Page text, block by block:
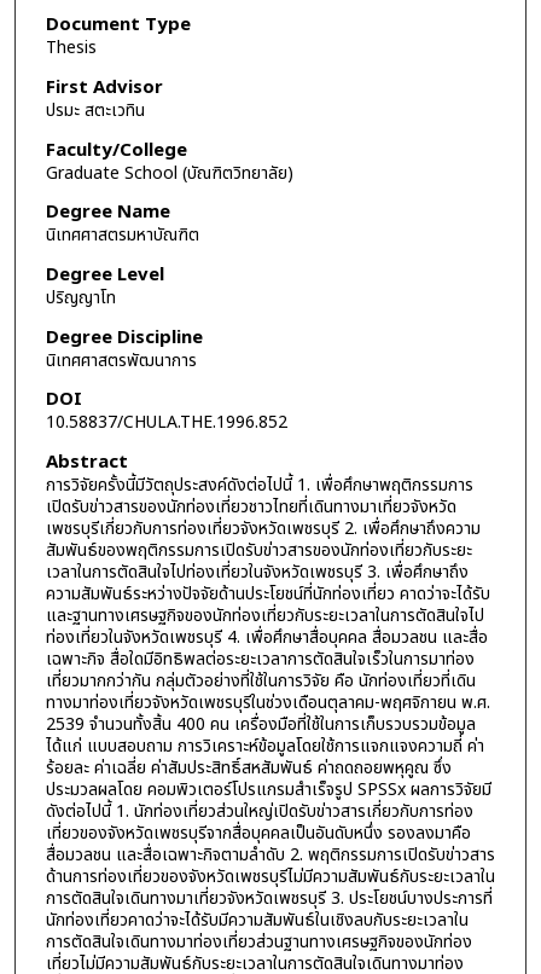
Document Type
Thesis
First Advisor
ปรมะ สตะเวทิน
Faculty/College
Graduate School (บัณฑิตวิทยาลัย)
Degree Name
นิเทศศาสตรมหาบัณฑิต
Degree Level
ปริญญาโท
Degree Discipline
นิเทศศาสตรพัฒนาการ
DOI
10.58837/CHULA.THE.1996.852
Abstract
การวิจัยครั้งนี้มีวัตถุประสงค์ดังต่อไปนี้ 1. เพื่อศึกษาพฤติกรรมการ
เปิดรับข่าวสารของนักท่องเที่ยวชาวไทยที่เดินทางมาเที่ยวจังหวัด
เพชรบุรีเกี่ยวกับการท่องเที่ยวจังหวัดเพชรบุรี 2. เพื่อศึกษาถึงความ
สัมพันธ์ของพฤติกรรมการเปิดรับข่าวสารของนักท่องเที่ยวกับระยะ
เวลาในการตัดสินใจไปท่องเที่ยวในจังหวัดเพชรบุรี 3. เพื่อศึกษาถึง
ความสัมพันธ์ระหว่างปัจจัยด้านประโยชน์ที่นักท่องเที่ยว คาดว่าจะได้รับ
และฐานทางเศรษฐกิจของนักท่องเที่ยวกับระยะเวลาในการตัดสินใจไป
ท่องเที่ยวในจังหวัดเพชรบุรี 4. เพื่อศึกษาสื่อบุคคล สื่อมวลชน และสื่อ
เฉพาะกิจ สื่อใดมีอิทธิพลต่อระยะเวลาการตัดสินใจเร็วในการมาท่อง
เที่ยวมากกว่ากัน กลุ่มตัวอย่างที่ใช้ในการวิจัย คือ นักท่องเที่ยวที่เดิน
ทางมาท่องเที่ยวจังหวัดเพชรบุรีในช่วงเดือนตุลาคม-พฤศจิกายน พ.ศ.
2539 จำนวนทั้งสิ้น 400 คน เครื่องมือที่ใช้ในการเก็บรวบรวมข้อมูล
ได้แก่ แบบสอบถาม การวิเคราะห์ข้อมูลโดยใช้การแจกแจงความถี่ ค่า
ร้อยละ ค่าเฉลี่ย ค่าสัมประสิทธิ์สหสัมพันธ์ ค่าถดถอยพหุคูณ ซึ่ง
ประมวลผลโดย คอมพิวเตอร์โปรแกรมสำเร็จรูป SPSSx ผลการวิจัยมี
ดังต่อไปนี้ 1. นักท่องเที่ยวส่วนใหญ่เปิดรับข่าวสารเกี่ยวกับการท่อง
เที่ยวของจังหวัดเพชรบุรีจากสื่อบุคคลเป็นอันดับหนึ่ง รองลงมาคือ
สื่อมวลชน และสื่อเฉพาะกิจตามลำดับ 2. พฤติกรรมการเปิดรับข่าวสาร
ด้านการท่องเที่ยวของจังหวัดเพชรบุรีไม่มีความสัมพันธ์กับระยะเวลาใน
การตัดสินใจเดินทางมาเที่ยวจังหวัดเพชรบุรี 3. ประโยชน์บางประการที่
นักท่องเที่ยวคาดว่าจะได้รับมีความสัมพันธ์ในเชิงลบกับระยะเวลาใน
การตัดสินใจเดินทางมาท่องเที่ยวส่วนฐานทางเศรษฐกิจของนักท่อง
เที่ยวไม่มีความสัมพันธ์กับระยะเวลาในการตัดสินใจเดินทางมาท่อง